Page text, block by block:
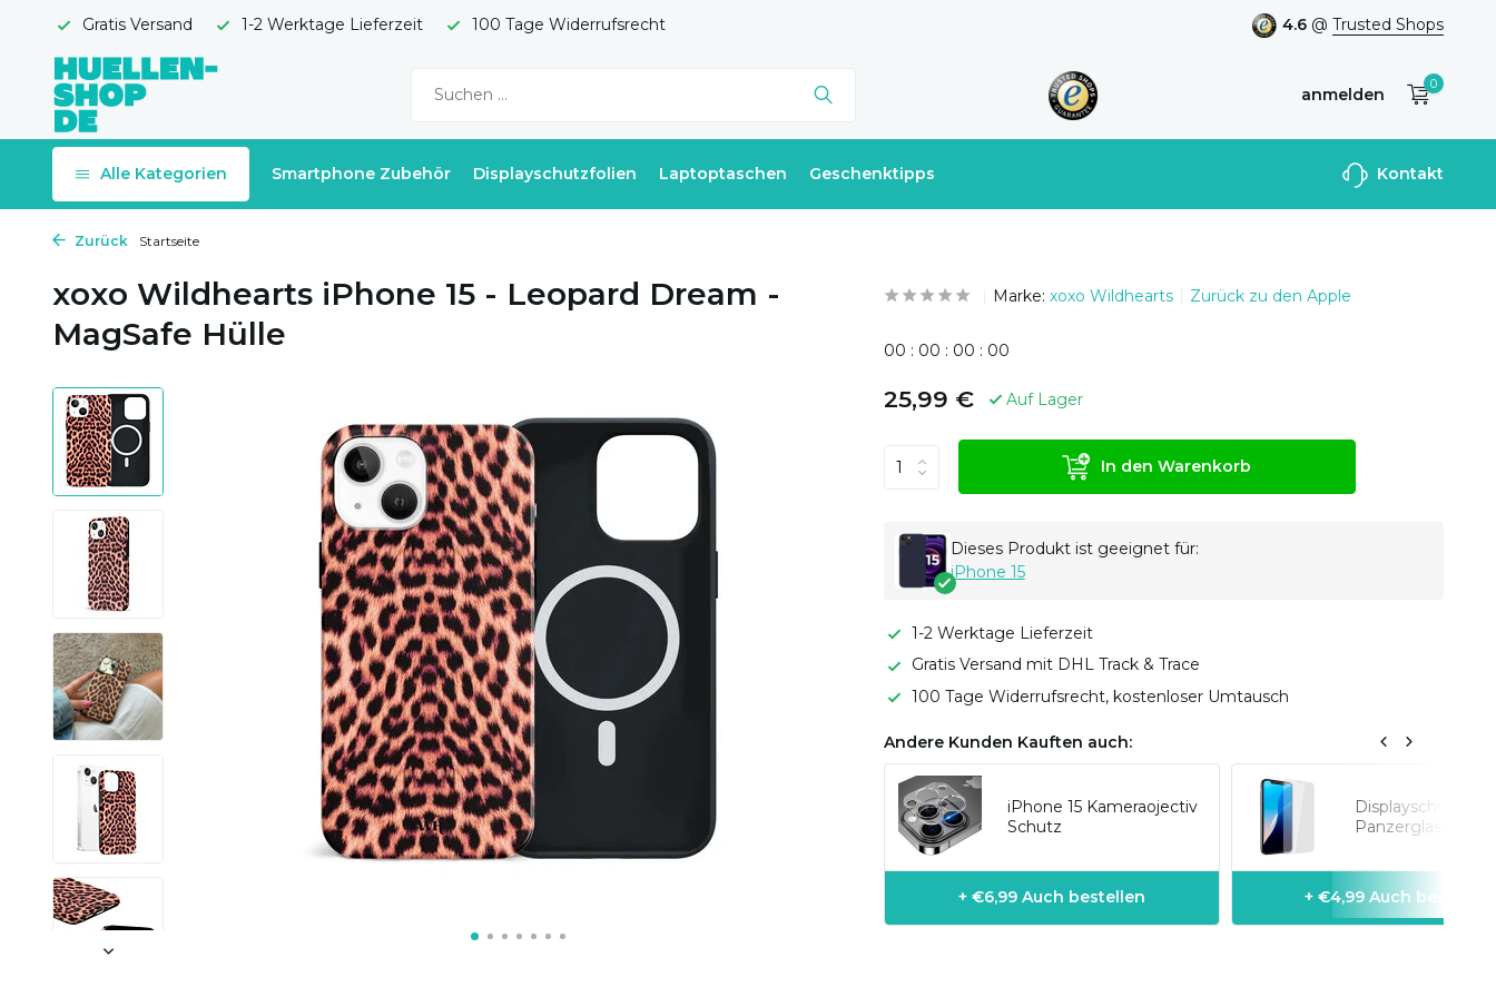
Gratis Versand 1-2 Werktage Lieferzeit 100 Tage Widerrufsrecht 4.6 @ Trusted Shops
anmelden
Benutzerkonto
0
Alle Kategorien Smartphone Zubehör Displayschutzfolien Laptoptaschen Geschenktipps Kontakt
Zurück Startseite
xoxo Wildhearts iPhone 15 - Leopard Dream -
MagSafe Hülle
Marke: xoxo Wildhearts Zurück zu den Apple
00 : 00 : 00 : 00
25,99 € Auf Lager
In den Warenkorb
Dieses Produkt ist geeignet für:
iPhone 15
1-2 Werktage Lieferzeit
Gratis Versand mit DHL Track & Trace
100 Tage Widerrufsrecht, kostenloser Umtausch
Andere Kunden Kauften auch:
iPhone 15 Kameraojectiv
Schutz
+ €6,99 Auch bestellen
Displayschutz
Panzerglas
+ €4,99 Auch bestellen